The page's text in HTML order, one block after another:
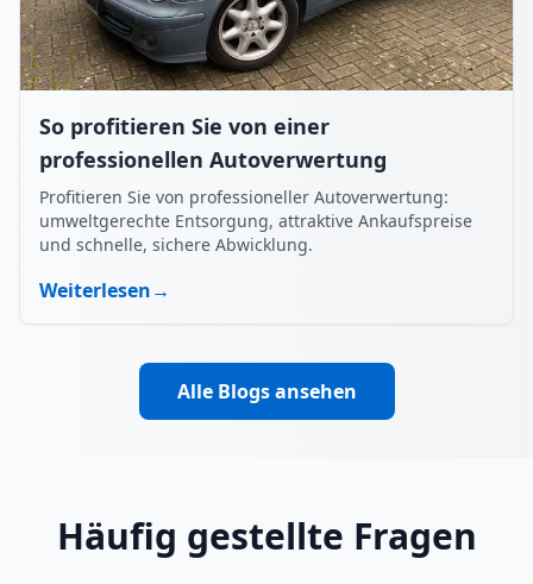
So profitieren Sie von einer
professionellen Autoverwertung
Profitieren Sie von professioneller Autoverwertung:
umweltgerechte Entsorgung, attraktive Ankaufspreise
und schnelle, sichere Abwicklung.
Weiterlesen→
Alle Blogs ansehen
Häufig gestellte Fragen